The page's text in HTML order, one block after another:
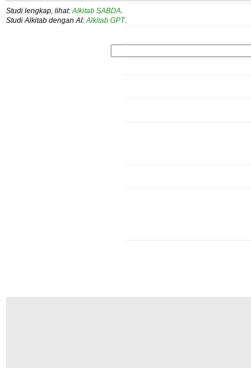
Studi lengkap, lihat: Alkitab SABDA
Studi Alkitab dengan AI: Alkitab GPT.